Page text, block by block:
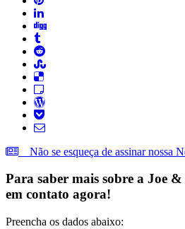
Não se esqueça de assinar nossa
Para saber mais sobre a Joe &
em contato agora!
Preencha os dados abaixo: